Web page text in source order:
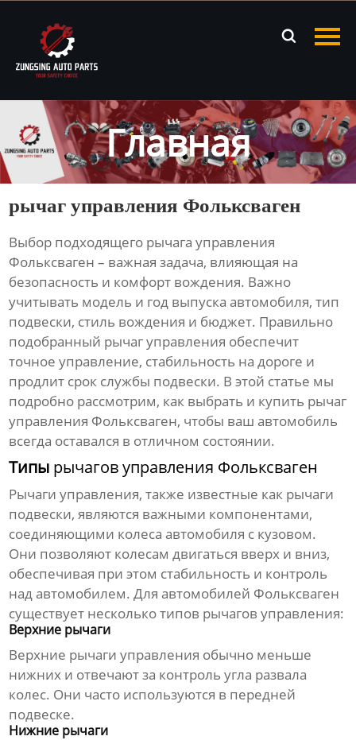

Продукция
Новости
О нас
Контакты
Главная
рычаг управления Фольксваген
Выбор подходящего рычага управления
Фольксваген – важная задача, влияющая на
безопасность и комфорт вождения. Важно
учитывать модель и год выпуска автомобиля, тип
подвески, стиль вождения и бюджет. Правильно
подобранный рычаг управления обеспечит
точное управление, стабильность на дороге и
продлит срок службы подвески. В этой статье мы
подробно рассмотрим, как выбрать и купить рычаг
управления Фольксваген, чтобы ваш автомобиль
всегда оставался в отличном состоянии.
Типы рычагов управления Фольксваген
Рычаги управления, также известные как рычаги
подвески, являются важными компонентами,
соединяющими колеса автомобиля с кузовом.
Они позволяют колесам двигаться вверх и вниз,
обеспечивая при этом стабильность и контроль
над автомобилем. Для автомобилей Фольксваген
существует несколько типов рычагов управления:
Верхние рычаги
Верхние рычаги управления обычно меньше
нижних и отвечают за контроль угла развала
колес. Они часто используются в передней
подвеске.
Нижние рычаги